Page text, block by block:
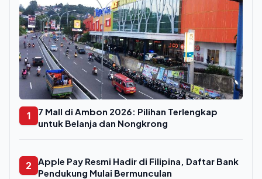
1
7 Mall di Ambon 2026: Pilihan Terlengkap
untuk Belanja dan Nongkrong
2
Apple Pay Resmi Hadir di Filipina, Daftar Bank
Pendukung Mulai Bermunculan